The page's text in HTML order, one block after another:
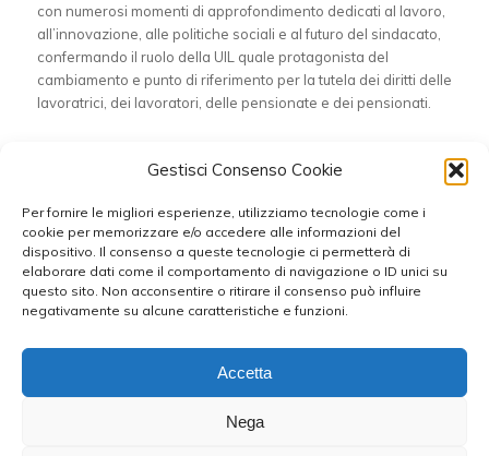
Gestisci Consenso Cookie
Per fornire le migliori esperienze, utilizziamo tecnologie come i
cookie per memorizzare e/o accedere alle informazioni del
dispositivo. Il consenso a queste tecnologie ci permetterà di
elaborare dati come il comportamento di navigazione o ID unici su
questo sito. Non acconsentire o ritirare il consenso può influire
negativamente su alcune caratteristiche e funzioni.
Accetta
Nega
con numerosi momenti di approfondimento dedicati al lavoro,
all’innovazione, alle politiche sociali e al futuro del sindacato,
confermando il ruolo della UIL quale protagonista del
cambiamento e punto di riferimento per la tutela dei diritti delle
lavoratrici, dei lavoratori, delle pensionate e dei pensionati.
Condividi questo articolo
RESPONSABILE DELLA COMUNICAZIONE: Antonello Corigliano - WEB